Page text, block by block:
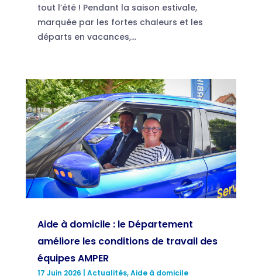
tout l’été ! Pendant la saison estivale,
marquée par les fortes chaleurs et les
départs en vacances,...
Aide à domicile : le Département
améliore les conditions de travail des
équipes AMPER
17 Juin 2026 Actualités,Aide à domicile